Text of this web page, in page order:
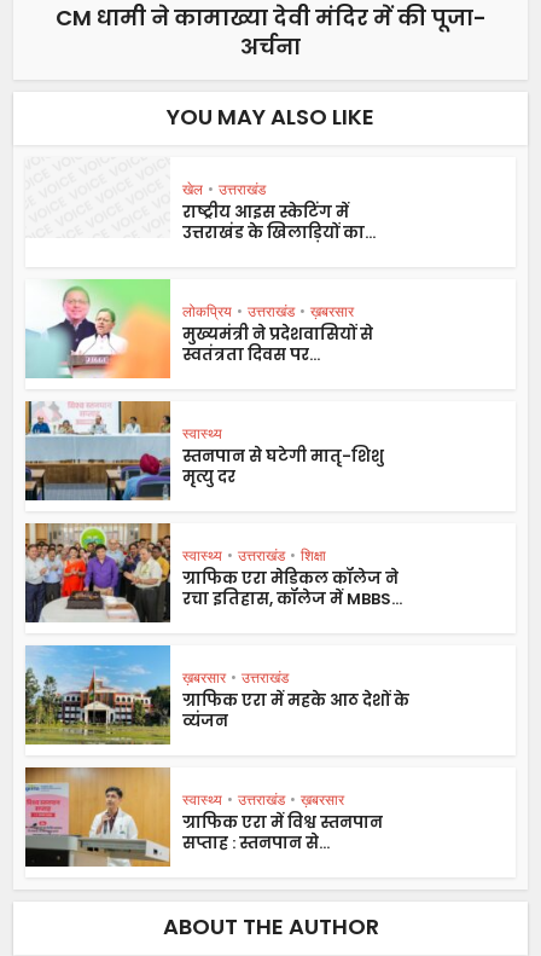
CM धामी ने कामाख्या देवी मंदिर में की पूजा-
अर्चना
YOU MAY ALSO LIKE
खेल • उत्तराखंड
राष्ट्रीय आइस स्केटिंग में
उत्तराखंड के खिलाड़ियों का...
लोकप्रिय • उत्तराखंड • ख़बरसार
मुख्यमंत्री ने प्रदेशवासियों से
स्वतंत्रता दिवस पर...
स्वास्थ्य
स्तनपान से घटेगी मातृ-शिशु
मृत्यु दर
स्वास्थ्य • उत्तराखंड • शिक्षा
ग्राफिक एरा मेडिकल कॉलेज ने
रचा इतिहास, कॉलेज में MBBS...
ख़बरसार • उत्तराखंड
ग्राफिक एरा में महके आठ देशों के
व्यंजन
स्वास्थ्य • उत्तराखंड • ख़बरसार
ग्राफिक एरा में विश्व स्तनपान
सप्ताह : स्तनपान से...
ABOUT THE AUTHOR